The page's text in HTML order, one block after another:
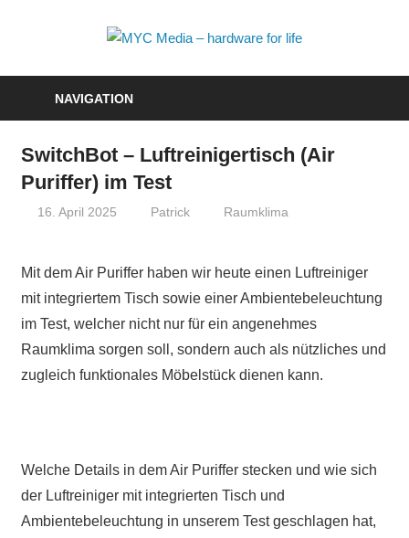
Media
–
NAVIGATION
SwitchBot – Luftreinigertisch (Air
Puriffer) im Test
16. April 2025 Patrick Raumklima
Mit dem Air Puriffer haben wir heute einen Luftreiniger
mit integriertem Tisch sowie einer Ambientebeleuchtung
im Test, welcher nicht nur für ein angenehmes
Raumklima sorgen soll, sondern auch als nützliches und
zugleich funktionales Möbelstück dienen kann.
Welche Details in dem Air Puriffer stecken und wie sich
der Luftreiniger mit integrierten Tisch und
Ambientebeleuchtung in unserem Test geschlagen hat,